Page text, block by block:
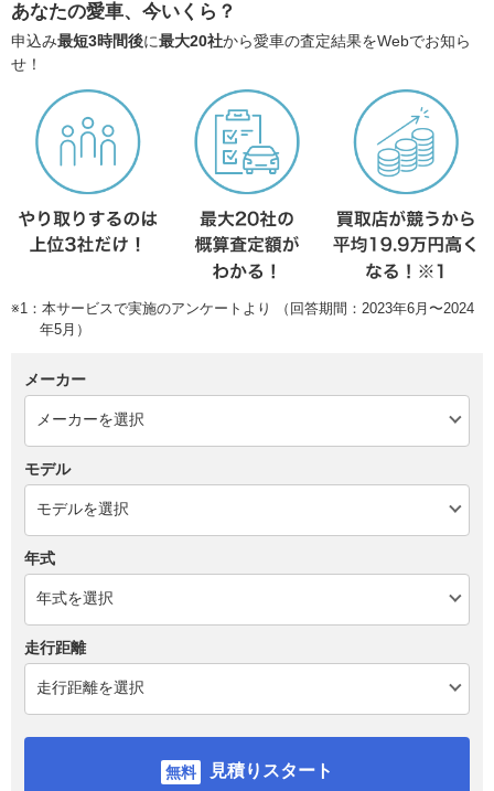
あなたの愛車、今いくら？
申込み最短3時間後に最大20社から愛車の査定結果をWebでお知ら
せ！
※1：本サービスで実施のアンケートより （回答期間：2023年6月〜2024
年5月）
メーカー
モデル
年式
走行距離
見積りスタート